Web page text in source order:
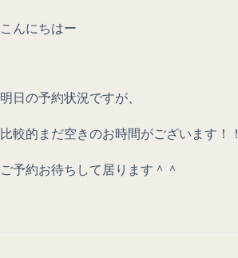
こんにちはー
明日の予約状況ですが、
比較的まだ空きのお時間がございます！！
ご予約お待ちして居ります＾＾